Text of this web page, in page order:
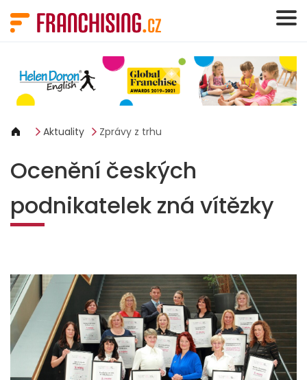
Aktuality Zprávy z trhu
Ocenění českých
podnikatelek zná vítězky